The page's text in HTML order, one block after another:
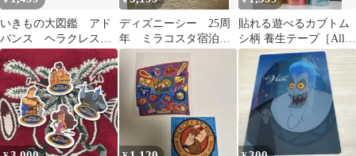
いきもの大図鑑 アド
バンス ヘラクレス・
オキシデンタリス カ
プセル版 01
ディズニーシー 25周
年 ミラコスタ宿泊限
定 カードキー＆キー
ケース
貼れる遊べるカブトム
シ柄 養生テープ［All 5
Types］